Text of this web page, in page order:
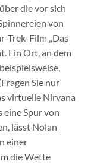
die vor sich
von
Trek-Film „Das
Ein Ort, an dem
Sie nur
virtuelle Nirvana
eine Spur von
lässt Nolan
einer
die Wette